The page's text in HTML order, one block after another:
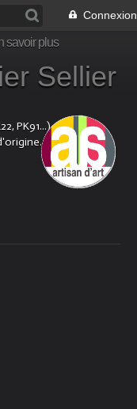
Connexion
savoir plus
PK91...).